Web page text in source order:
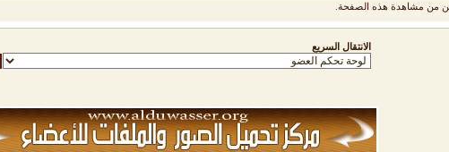
من مشاهدة هذه الصفحة.
الانتقال السريع